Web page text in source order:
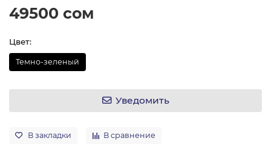
49500 сом
Цвет:
Темно-зеленый
Уведомить
В закладки В сравнение